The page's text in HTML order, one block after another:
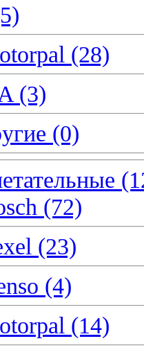
(28)
(3)
(0)
(72)
(23)
(4)
(14)